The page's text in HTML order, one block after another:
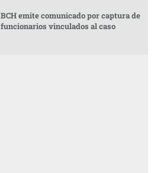
BCH emite comunicado por captura de
funcionarios vinculados al caso